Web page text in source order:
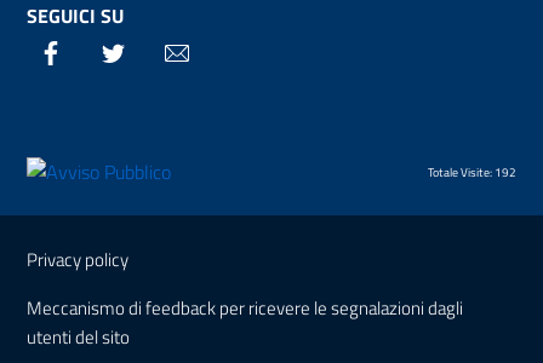
SEGUICI SU
Facebook Twitter
Totale Visite: 192
Sezione Link Utili
Privacy policy
Meccanismo di feedback per ricevere le segnalazioni dagli
utenti del sito